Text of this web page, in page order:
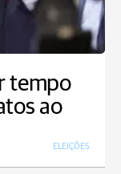
tempo
ao
ELEIÇÕES